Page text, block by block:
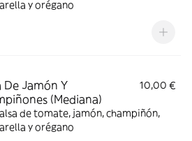
y orégano
De Jamón Y
(Mediana)
10,00 €
de tomate, jamón, champiñón,
y orégano